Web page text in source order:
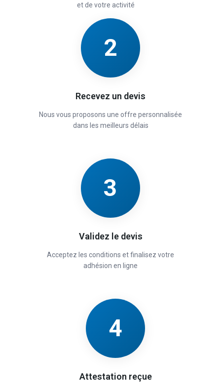
et de votre activité
2
Recevez un devis
Nous vous proposons une offre personnalisée
dans les meilleurs délais
3
Validez le devis
Acceptez les conditions et finalisez votre
adhésion en ligne
4
Attestation reçue